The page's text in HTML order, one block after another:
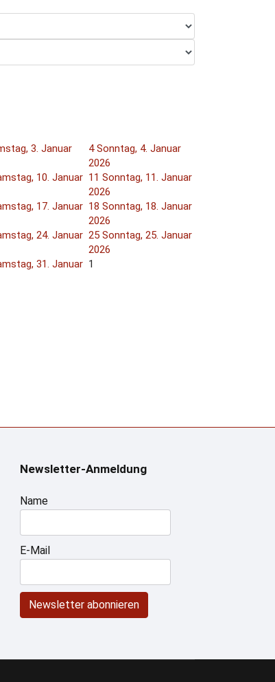
3. Januar
4 Sonntag, 4. Januar
2026
10. Januar 11 Sonntag, 11. Januar
2026
17. Januar 18 Sonntag, 18. Januar
2026
24. Januar 25 Sonntag, 25. Januar
2026
31. Januar 1
Newsletter-Anmeldung
Name
E-Mail
Newsletter abonnieren